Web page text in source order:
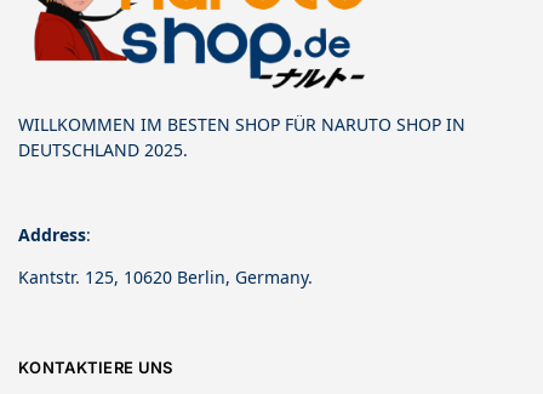
WILLKOMMEN IM BESTEN SHOP FÜR NARUTO SHOP IN
DEUTSCHLAND 2025.
Address:
Kantstr. 125, 10620 Berlin, Germany.
KONTAKTIERE UNS